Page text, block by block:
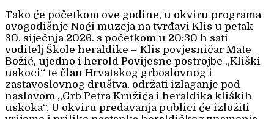
Tako će početkom ove godine, u okviru programa
ovogodišnje Noći muzeja na tvrđavi Klis u petak
30. siječnja 2026. s početkom u 20:30 h sati
voditelj Škole heraldike – Klis povjesničar Mate
Božić, ujedno i herold Povijesne postrojbe „Kliški
uskoci“ te član Hrvatskog grboslovnog i
zastavoslovnog društva, održati izlaganje pod
naslovom „Grb Petra Kružića i heraldika kliških
uskoka“. U okviru predavanja publici će izložiti